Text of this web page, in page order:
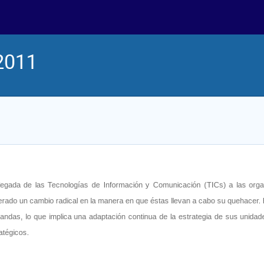
de las Tecnologías de Información y Comunicación (TICs) a las
un cambio radical en la manera en que éstas llevan a cabo su
lo que implica una adaptación continua de la estrategia de sus